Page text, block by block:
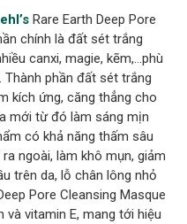
Rare Earth Deep Pore
chính là đất sét trắng
canxi, magie, kẽm,…phù
phần đất sét trắng
kích ứng, căng thẳng cho
mới từ đó làm sáng mịn
có khả năng thấm sâu
ngoài, làm khô mụn, giảm
trên da, lỗ chân lông nhỏ
Pore Cleansing Masque
vitamin E, mang tới hiệu